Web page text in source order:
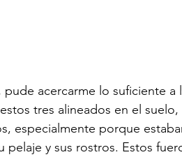
acercarme lo suficiente
tres alineados en el
especialmente porque
pelaje y sus rostros. Estos